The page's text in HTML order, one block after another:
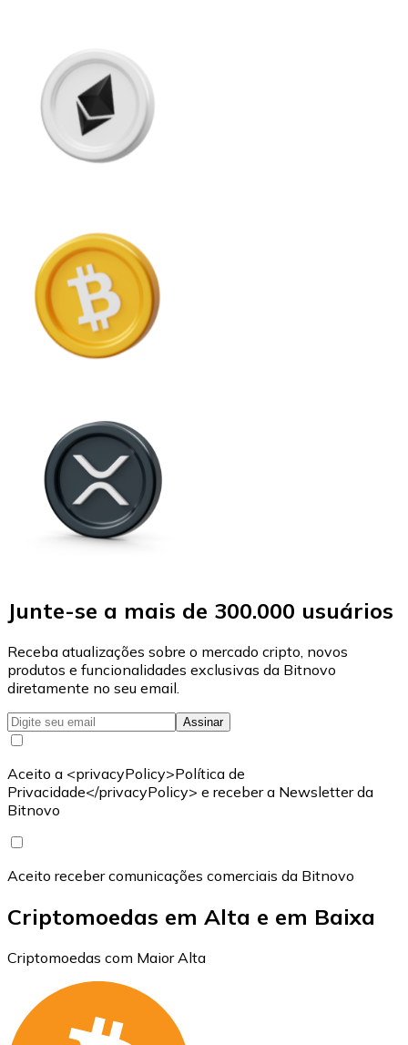
Junte-se a mais de 300.000 usuários
Receba atualizações sobre o mercado cripto, novos
produtos e funcionalidades exclusivas da Bitnovo
diretamente no seu email.
Assinar
Aceito a <privacyPolicy>Política de
Privacidade</privacyPolicy> e receber a Newsletter da
Bitnovo
Aceito receber comunicações comerciais da Bitnovo
Criptomoedas em Alta e em Baixa
Criptomoedas com Maior Alta